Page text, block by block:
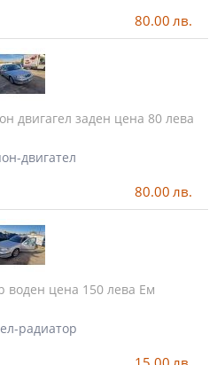
80.00 лв.
двигагел заден цена 80 лева
двигател
80.00 лв.
воден цена 150 лева Ем
радиатор